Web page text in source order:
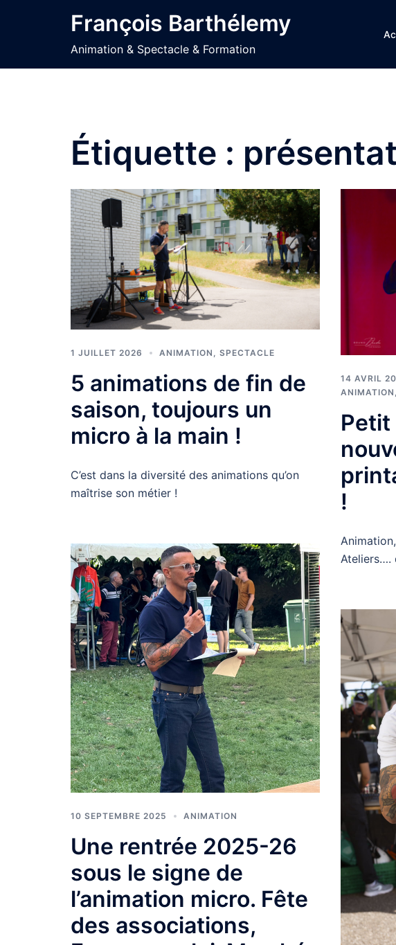
François Barthélemy
Animation & Spectacle & Formation
Étiquette :
1 JUILLET 2026 ANIMATION SPECTACLE
5 animations de fin de
saison, toujours un
micro à la main !
C’est dans la diversité des animations qu’on
maîtrise son métier !
14 AVRIL
ANIMATION
Petit
!
Ateliers….
10 SEPTEMBRE 2025 ANIMATION
Une rentrée 2025-26
sous le signe de
l’animation micro. Fête
des associations,